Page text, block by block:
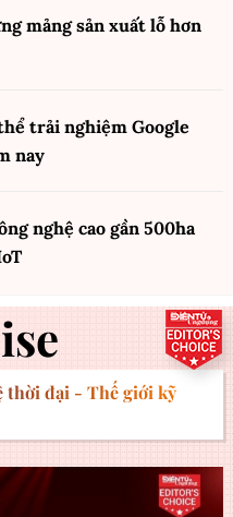
mảng sản xuất lỗ hơn
trải nghiệm Google
nay
nghệ cao gần 500ha
thời đại - Thế giới kỹ